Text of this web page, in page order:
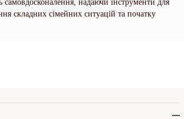
самовдосконалення, надаючи інструменти для
складних сімейних ситуацій та початку